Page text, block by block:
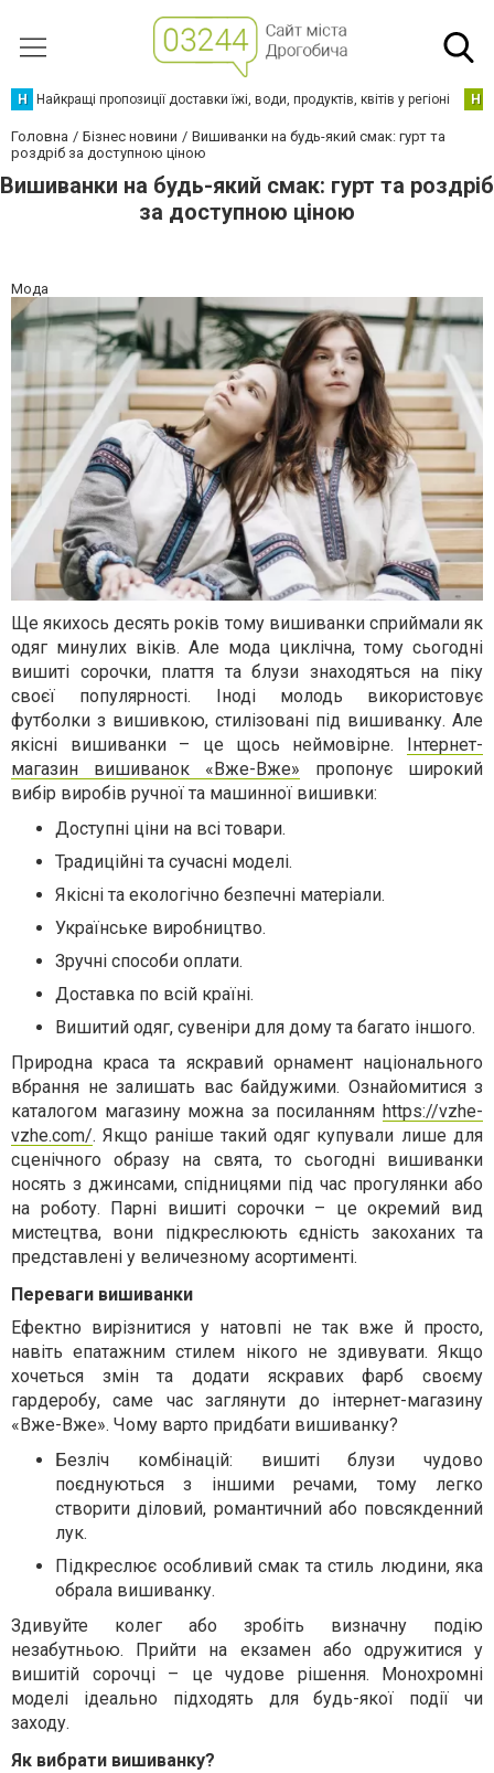
Н Найкращі пропозиції доставки їжі, води, продуктів, квітів у регіоні Н
Головна Бізнес новини
Вишиванки на будь-який смак: гурт та
роздріб за доступною ціною
Вишиванки на будь-який смак: гурт та роздріб
за доступною ціною
Мода
Ще якихось десять років тому вишиванки сприймали як
одяг минулих віків. Але мода циклічна, тому сьогодні
вишиті сорочки, плаття та блузи знаходяться на піку
своєї популярності. Іноді молодь використовує
футболки з вишивкою, стилізовані під вишиванку. Але
якісні вишиванки – це щось неймовірне. Інтернет-
магазин вишиванок «Вже-Вже» пропонує широкий
вибір виробів ручної та машинної вишивки:
Доступні ціни на всі товари.
Традиційні та сучасні моделі.
Якісні та екологічно безпечні матеріали.
Українське виробництво.
Зручні способи оплати.
Доставка по всій країні.
Вишитий одяг, сувеніри для дому та багато іншого.
Природна краса та яскравий орнамент національного
вбрання не залишать вас байдужими. Ознайомитися з
каталогом магазину можна за посиланням https://vzhe-
vzhe.com/. Якщо раніше такий одяг купували лише для
сценічного образу на свята, то сьогодні вишиванки
носять з джинсами, спідницями під час прогулянки або
на роботу. Парні вишиті сорочки – це окремий вид
мистецтва, вони підкреслюють єдність закоханих та
представлені у величезному асортименті.
Переваги вишиванки
Ефектно вирізнитися у натовпі не так вже й просто,
навіть епатажним стилем нікого не здивувати. Якщо
хочеться змін та додати яскравих фарб своєму
гардеробу, саме час заглянути до інтернет-магазину
«Вже-Вже». Чому варто придбати вишиванку?
Безліч комбінацій: вишиті блузи чудово
поєднуються з іншими речами, тому легко
створити діловий, романтичний або повсякденний
лук.
Підкреслює особливий смак та стиль людини, яка
обрала вишиванку.
Здивуйте колег або зробіть визначну подію
незабутньою. Прийти на екзамен або одружитися у
вишитій сорочці – це чудове рішення. Монохромні
моделі ідеально підходять для будь-якої події чи
заходу.
Як вибрати вишиванку?